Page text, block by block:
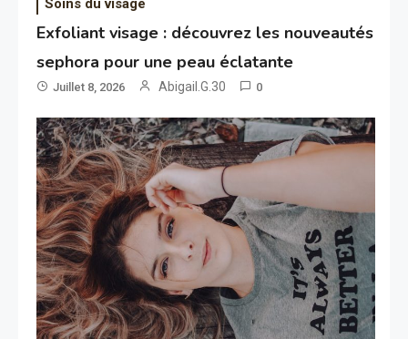
Soins du visage
Exfoliant visage : découvrez les nouveautés
sephora pour une peau éclatante
Juillet 8, 2026 Abigail.G.30 0